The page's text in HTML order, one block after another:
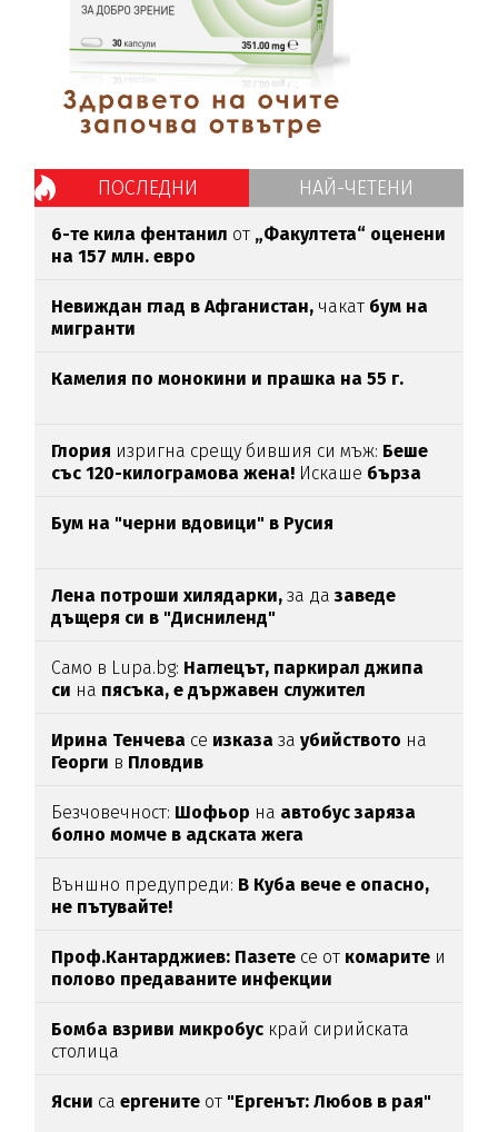
ПОСЛЕДНИ НАЙ-ЧЕТЕНИ
6-те кила фентанил от „Факултета“ оценени
на 157 млн. евро
Невиждан глад в Афганистан, чакат бум на
мигранти
Камелия по монокини и прашка на 55 г.
Глория изригна срещу бившия си мъж: Беше
със 120-килограмова жена! Искаше бърза
Бум на "черни вдовици" в Русия
Лена потроши хилядарки,за да заведе
дъщеря си в "Дисниленд"
Само в Lupa.bg: Наглецът, паркирал джипа
си на пясъка, е държавен служител
Ирина Тенчева се изказазаубийството на
Георги в Пловдив
Безчовечност: Шофьор на автобус заряза
болно момче в адската жега
Външно предупреди: В Куба вече е опасно,
не пътувайте!
Проф.Кантарджиев: Пазете се от комарите и
полово предаваните инфекции
Бомба взриви микробус край сирийската
столица
Ясни са ергените от "Ергенът: Любов в рая"